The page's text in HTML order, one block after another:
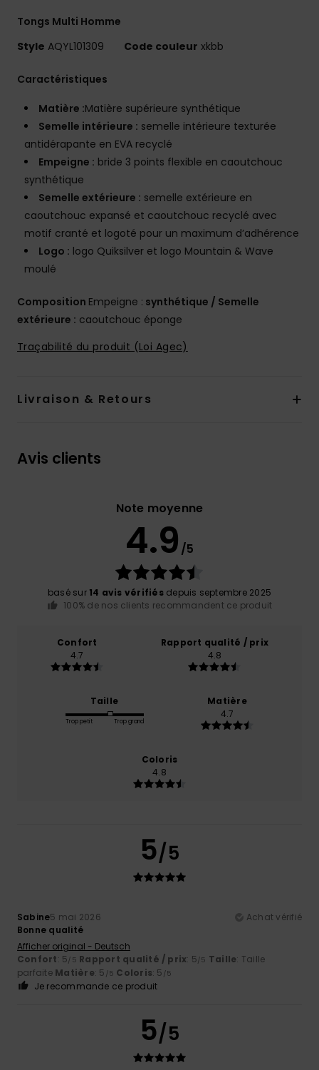
Tongs Multi Homme
Style AQYL101309 Code couleur xkbb
Caractéristiques
Matière :Matière supérieure synthétique
Semelle intérieure : semelle intérieure texturée
antidérapante en EVA recyclé
Empeigne : bride 3 points flexible en caoutchouc
synthétique
Semelle extérieure : semelle extérieure en
caoutchouc expansé et caoutchouc recyclé avec
motif cranté et logoté pour un maximum d’adhérence
Logo : logo Quiksilver et logo Mountain & Wave
moulé
Composition Empeigne : synthétique / Semelle
extérieure : caoutchouc éponge
Traçabilité du produit (Loi Agec)
Livraison & Retours
Avis clients
Note moyenne
4.9 /5
basé sur 14 avis vérifiésdepuis septembre 2025
100% de nos clients recommandent ce produit
Confort
4.7
Rapport qualité / prix
4.8
Taille
Trop petit Trop grand
Matière
4.7
Coloris
4.8
5/5
Sabine5 mai 2026
Achat vérifié
Bonne qualité
Afficher original - Deutsch
Confort: 5/5 Rapport qualité / prix: 5/5 Taille: Taille
parfaite Matière: 5 /5 Coloris: 5 /5
Je recommande ce produit
5/5